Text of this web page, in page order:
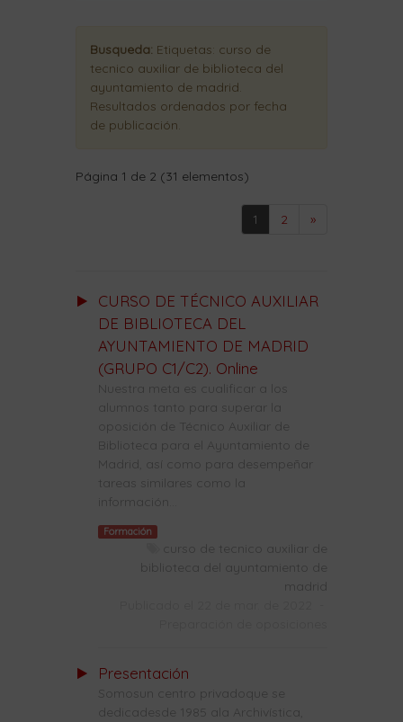
Busqueda: Etiquetas: curso de
tecnico auxiliar de biblioteca del
ayuntamiento de madrid.
Resultados ordenados por fecha
de publicación.
Página 1 de 2 (31 elementos)
1 2 »
CURSO DE TÉCNICO AUXILIAR
DE BIBLIOTECA DEL
AYUNTAMIENTO DE MADRID
(GRUPO C1/C2). Online
Nuestra meta es cualificar a los
alumnos tanto para superar la
oposición de Técnico Auxiliar de
Biblioteca para el Ayuntamiento de
Madrid, así como para desempeñar
tareas similares como la
información...
Formación
curso de tecnico auxiliar de
biblioteca del ayuntamiento de
madrid
Presentación
Somosun centro privadoque se
dedicadesde 1985 ala Archivística,